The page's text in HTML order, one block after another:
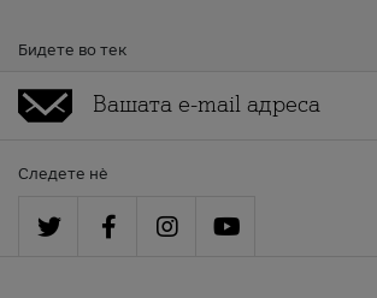
Бидете во тек
Следете нè